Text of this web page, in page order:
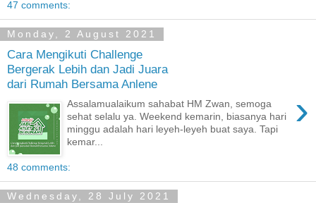
47 comments:
Monday, 2 August 2021
Cara Mengikuti Challenge
Bergerak Lebih dan Jadi Juara
dari Rumah Bersama Anlene
›
Assalamualaikum sahabat HM Zwan, semoga
sehat selalu ya. Weekend kemarin, biasanya hari
minggu adalah hari leyeh-leyeh buat saya. Tapi
kemar...
48 comments:
Wednesday, 28 July 2021